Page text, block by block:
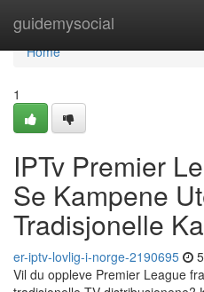
guidemysocial
Home
Home
1
IPTv Premier
Se Kampene
Tradisjonelle
er-iptv-lovlig-i-norge-2190695
Vil du oppleve Premier League